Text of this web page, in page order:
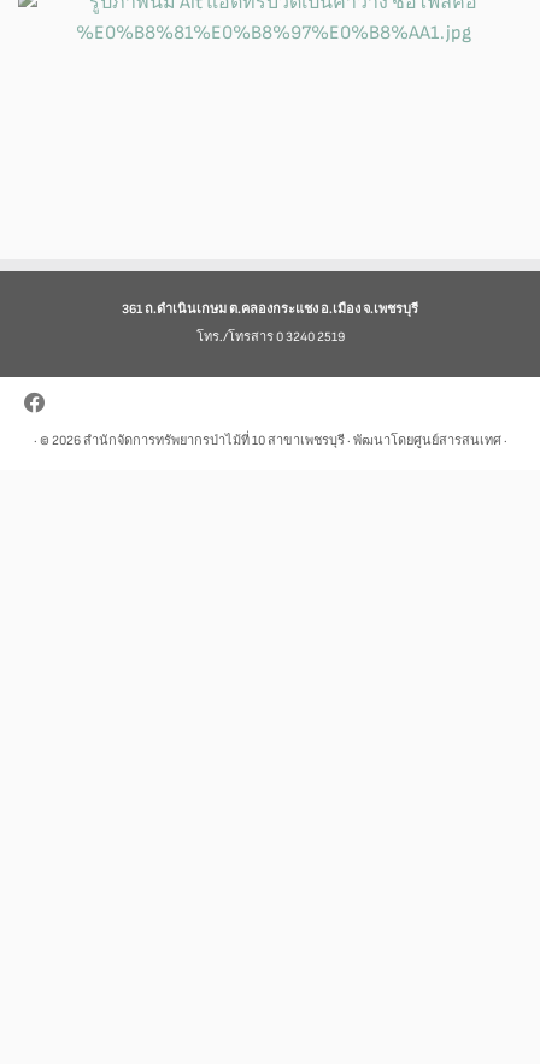
361 ถ.ดำเนินเกษม ต.คลองกระแชง อ.เมือง จ.เพชรบุรี
โทร./โทรสาร 0 3240 2519
· © 2026สำนักจัดการทรัพยากรป่าไม้ที่ 10 สาขาเพชรบุรี· พัฒนาโดยศูนย์สารสนเทศ ·